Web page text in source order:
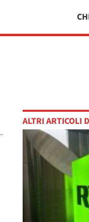
ALTRI ARTICOLI